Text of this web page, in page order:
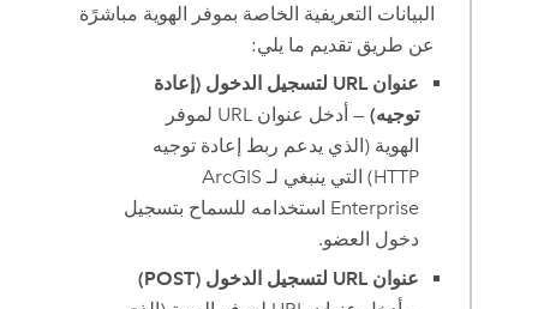
البيانات التعريفية الخاصة بموفر الهوية مباشرًة
عن طريق تقديم ما يلي:
عنوان URL لتسجيل الدخول (إعادة
توجيه)
— أدخل عنوان URL لموفر
الهوية (الذي يدعم ربط إعادة توجيه
HTTP) التي ينبغي لـ
ArcGIS
Enterprise استخدامه للسماح بتسجيل
دخول العضو.
عنوان URL لتسجيل الدخول (POST)